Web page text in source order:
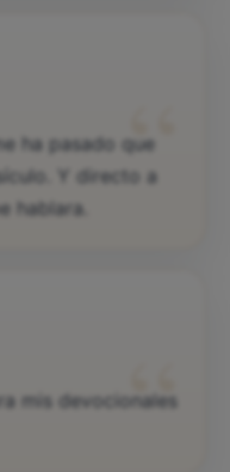
“
ha pasado que
Y directo a
hablara.
“
mis devocionales